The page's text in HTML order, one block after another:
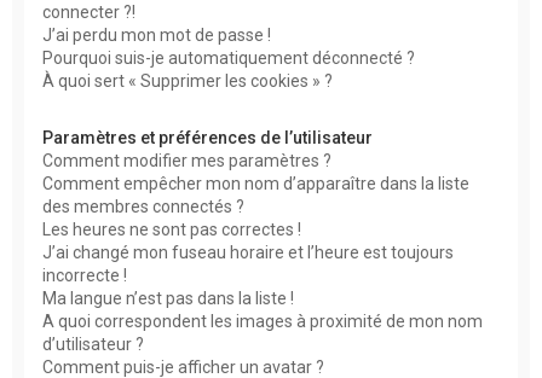
connecter ?!
J’ai perdu mon mot de passe !
Pourquoi suis-je automatiquement déconnecté ?
À quoi sert « Supprimer les cookies » ?
Paramètres et préférences de l’utilisateur
Comment modifier mes paramètres ?
Comment empêcher mon nom d’apparaître dans la liste
des membres connectés ?
Les heures ne sont pas correctes !
J’ai changé mon fuseau horaire et l’heure est toujours
incorrecte !
Ma langue n’est pas dans la liste !
A quoi correspondent les images à proximité de mon nom
d’utilisateur ?
Comment puis-je afficher un avatar ?